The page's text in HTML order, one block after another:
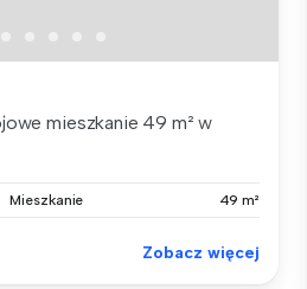
mieszkanie 49 m² w
Mieszkanie 49 m²
Zobacz więcej